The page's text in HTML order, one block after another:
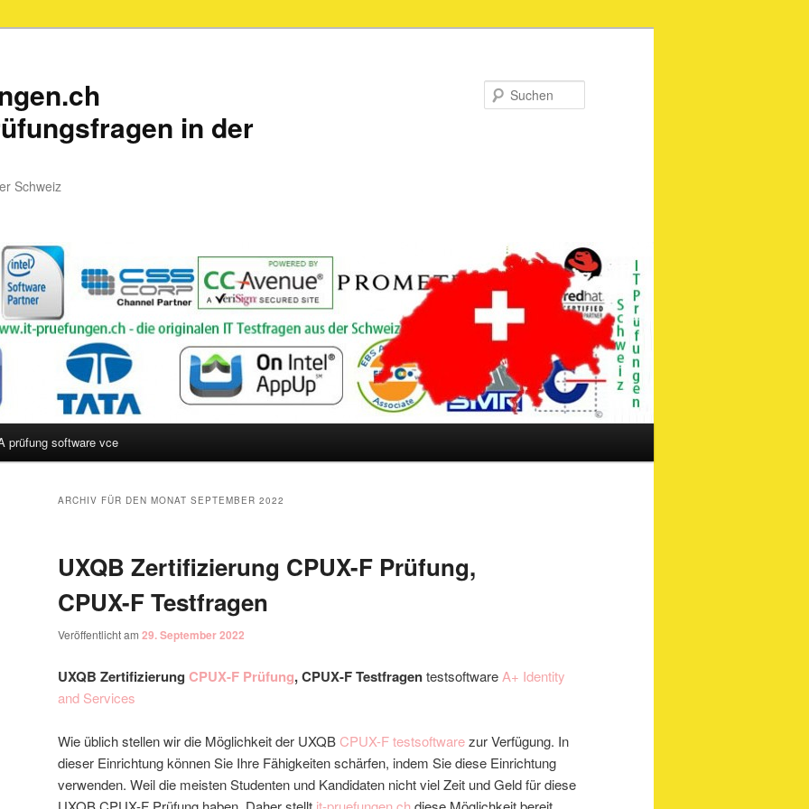
in der
Schweiz
prüfung software vce
ARCHIV FÜR DEN MONAT SEPTEMBER 2022
UXQB Zertifizierung CPUX-F Prüfung,
CPUX-F Testfragen
Veröffentlicht am 29. September 2022
UXQB Zertifizierung CPUX-F Prüfung, CPUX-F Testfragentestsoftware A+ Identity
and Services
Wie üblich stellen wir die Möglichkeit der UXQB CPUX-F testsoftwarezur Verfügung. In
dieser Einrichtung können Sie Ihre Fähigkeiten schärfen, indem Sie diese Einrichtung
verwenden. Weil die meisten Studenten und Kandidaten nicht viel Zeit und Geld für diese